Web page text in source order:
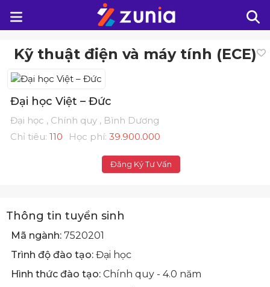
Kỹ thuật điện và máy tính (ECE)
Đại học Việt – Đức
Đại học , Chính quy , Bình Dương
Chỉ tiêu: 110 Học phí: 39.900.000
Đăng Ký Tư Vấn
Thông tin tuyển sinh
Mã ngành: 7520201
Trình độ đào tạo: Đại học
Hình thức đào tạo: Chính quy - 4.0 năm